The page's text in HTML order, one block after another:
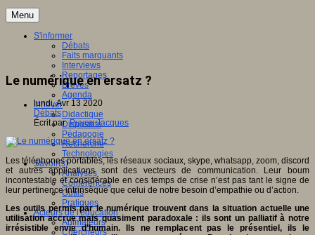
Menu
S'informer
Débats
Faits marquants
Interviews
Reportages
Brèves
Agenda
Innover
Didactique
Dispositifs
Pédagogie
Recherche
Technologies
Savoir(s)
Analyses
Conférences
Outils
Pratiques
Acteurs de l'éducation
Animateurs
Chercheurs
Le numérique en ersatz ?
lundi, Avr 13 2020
Débats
Écrit parPuyou Jacques
Les téléphones portables, les réseaux sociaux, skype, whatsapp, zoom, discord
et autres applications sont des vecteurs de communication. Leur boum
incontestable et considérable en ces temps de crise n’est pas tant le signe de
leur pertinence intrinsèque que celui de notre besoin d’empathie ou d’action.
Les outils permis par le numérique trouvent dans la situation actuelle une
utilisation accrue mais quasiment paradoxale : ils sont un palliatif à notre
irrésistible envie d’humain. Ils ne remplacent pas le présentiel, ils le